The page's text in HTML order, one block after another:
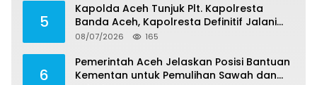
5
Kapolda Aceh Tunjuk Plt. Kapolresta
Banda Aceh, Kapolresta Definitif Jalani
Pemeriksaan di Mabes Polri
08/07/2026 165
6
Pemerintah Aceh Jelaskan Posisi Bantuan
Kementan untuk Pemulihan Sawah dan